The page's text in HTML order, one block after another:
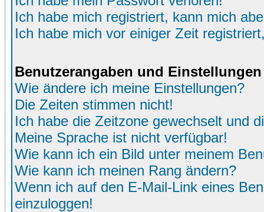
Ich habe mich registriert, kann mich
Ich habe mich vor einiger Zeit
Benutzerangaben und Einstellungen
Wie ändere ich meine Einstellungen?
Die Zeiten stimmen nicht!
Ich habe die Zeitzone gewechselt und
Meine Sprache ist nicht verfügbar!
Wie kann ich ein Bild unter meinem
Wie kann ich meinen Rang ändern?
Wenn ich auf den E-Mail-Link eines
einzuloggen!